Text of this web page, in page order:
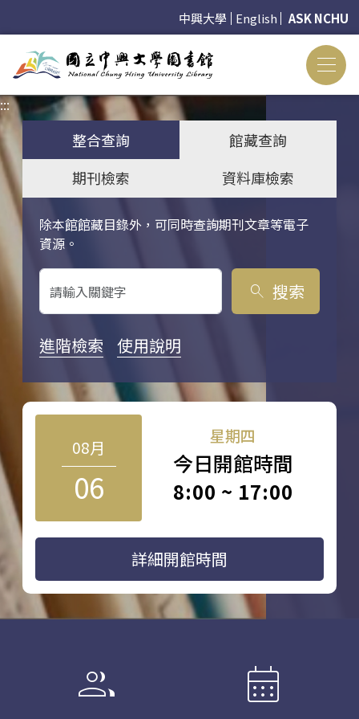
中興大學 English ASK NCHU
:::
整合查詢
館藏查詢
期刊檢索
資料庫檢索
除本館館藏目錄外，可同時查詢期刊文章等電子
資源。
關鍵字搜尋
search 搜索
進階檢索 使用說明
08月
06
星期四
今日開館時間
8:00 ~ 17:00
詳細開館時間
group calendar_month